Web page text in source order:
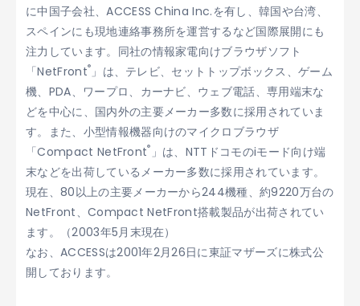
に中国子会社、ACCESS China Inc.を有し、韓国や台湾、
スペインにも現地連絡事務所を運営するなど国際展開にも
注力しています。同社の情報家電向けブラウザソフト
「NetFront®」は、テレビ、セットトップボックス、ゲーム
機、PDA、ワープロ、カーナビ、ウェブ電話、専用端末な
どを中心に、国内外の主要メーカー多数に採用されていま
す。また、小型情報機器向けのマイクロブラウザ
「Compact NetFront® 」は、NTTドコモのiモード向け端
末などを出荷しているメーカー多数に採用されています。
現在、80以上の主要メーカーから244機種、約9220万台の
NetFront、Compact NetFront搭載製品が出荷されてい
ます。（2003年5月末現在）
なお、ACCESSは2001年2月26日に東証マザーズに株式公
開しております。